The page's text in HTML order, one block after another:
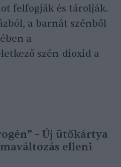
felfogják és tárolják.
a barnát szénből
a
szén-dioxid a
– Új ütőkártya
elleni